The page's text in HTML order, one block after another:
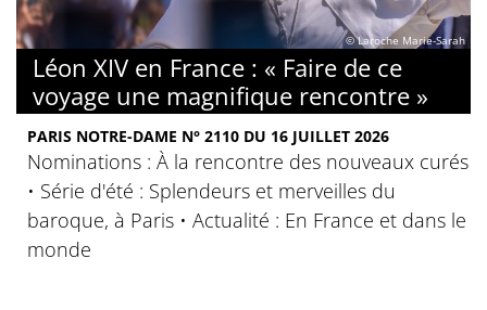
© Laroche Marie-Sarah
Léon XIV en France : « Faire de ce
voyage une magnifique rencontre »
PARIS NOTRE-DAME N° 2110 DU 16 JUILLET 2026
Nominations : À la rencontre des nouveaux curés
• Série d'été : Splendeurs et merveilles du
baroque, à Paris • Actualité : En France et dans le
monde